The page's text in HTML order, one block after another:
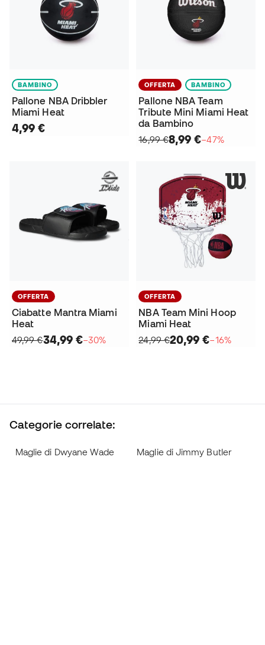
BAMBINO
Pallone NBA Dribbler
Miami Heat
4,99 €
OFFERTA BAMBINO
Pallone NBA Team
Tribute Mini Miami Heat
da Bambino
16,99 €8,99 €−47%
OFFERTA
Ciabatte Mantra Miami
Heat
49,99 €34,99 €−30%
OFFERTA
NBA Team Mini Hoop
Miami Heat
24,99 €20,99 €−16%
Categorie correlate:
Maglie di Dwyane Wade Maglie di Jimmy Butler